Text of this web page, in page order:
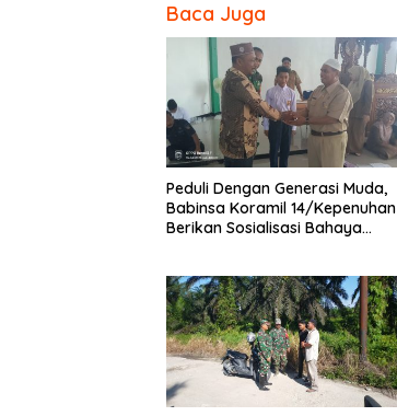
Baca Juga
Peduli Dengan Generasi Muda,
Babinsa Koramil 14/Kepenuhan
Berikan Sosialisasi Bahaya